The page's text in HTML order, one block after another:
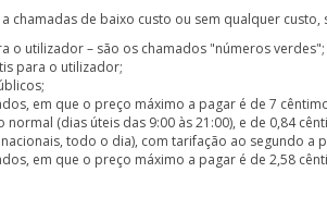
chamadas de baixo custo ou sem qualquer custo,
o utilizador – são os chamados "números verdes";
para o utilizador;
em que o preço máximo a pagar é de 7
(dias úteis das 9:00 às 21:00), e de 0,84
todo o dia), com tarifação ao segundo
em que o preço máximo a pagar é de 2,58